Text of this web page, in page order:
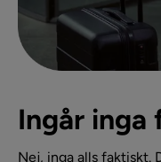
Ingår inga
Nej, inga alls faktiskt.